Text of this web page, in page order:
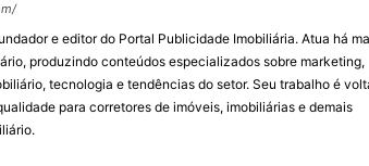
e editor do Portal Publicidade Imobiliária. Atua há
produzindo conteúdos especializados sobre marketing,
tecnologia e tendências do setor. Seu trabalho é
para corretores de imóveis, imobiliárias e demais